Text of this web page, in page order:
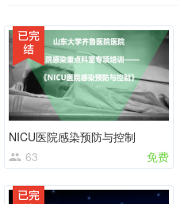
NICU医院感染预防与控制
63
免费